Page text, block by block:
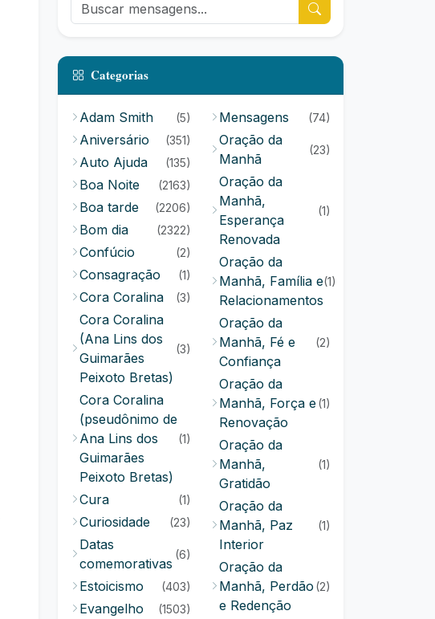
Categorias
Adam Smith (5)
Aniversário (351)
Auto Ajuda (135)
Boa Noite (2163)
Boa tarde (2206)
Bom dia (2322)
Confúcio (2)
Consagração (1)
Cora Coralina (3)
Cora Coralina
(Ana Lins dos
Guimarães
Peixoto Bretas)
(3)
Cora Coralina
(pseudônimo de
Ana Lins dos
Guimarães
Peixoto Bretas)
(1)
Cura (1)
Curiosidade (23)
Datas
comemorativas
(6)
Estoicismo (403)
Evangelho (1503)
Mensagens (74)
Oração da
Manhã
(23)
Oração da
Manhã,
Esperança
Renovada
(1)
Oração da
Manhã, Família e
Relacionamentos
(1)
Oração da
Manhã, Fé e
Confiança
(2)
Oração da
Manhã, Força e
Renovação
(1)
Oração da
Manhã,
Gratidão
(1)
Oração da
Manhã, Paz
Interior
(1)
Oração da
Manhã, Perdão
e Redenção
(2)